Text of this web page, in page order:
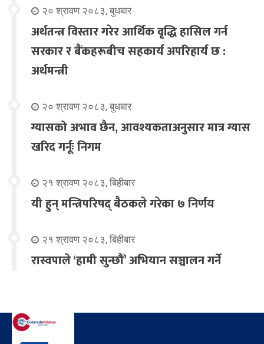
२० श्रावण २०८३, बुधबार
अर्थतन्त्र विस्तार गरेर आर्थिक वृद्धि हासिल गर्न
सरकार र बैंकहरूबीच सहकार्य अपरिहार्य छ :
अर्थमन्त्री
२० श्रावण २०८३, बुधबार
ग्यासको अभाव छैन, आवश्यकताअनुसार मात्र ग्यास
खरिद गर्नूः निगम
२१ श्रावण २०८३, बिहीबार
यी हुन् मन्त्रिपरिषद् बैठकले गरेका ७ निर्णय
२१ श्रावण २०८३, बिहीबार
रास्वपाले ‘हामी सुन्छौँ’ अभियान सञ्चालन गर्ने